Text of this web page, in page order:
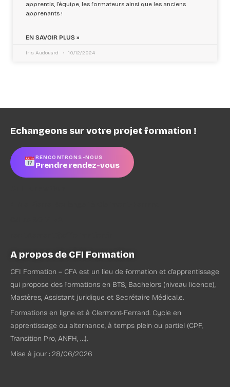
apprentis, l’équipe, les formateurs ainsi que les anciens
apprenants !
EN SAVOIR PLUS »
Iris Audouard 10/12/2024
Echangeons sur votre projet formation !
RENCONTRONS-NOUS
Prendre rendez-vous
A propos de CFI Formation
CFI Formation – CFA est un lieu de formation et d’apprentissage
qui propose des formations en BTS, Bachelors (niveau licence),
Mastères, Assistant juridique et Secrétaire Médical.e.
Formations en ligne et à Clermont-Ferrand. Cycle en
apprentissage ou alternance, à temps plein ou partiel (CPF,
Transition Pro, ANFH, …).
Mise à jour : 28/06/2026